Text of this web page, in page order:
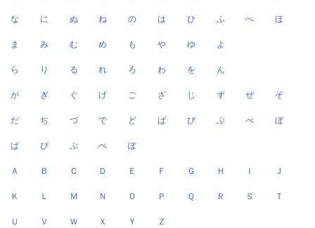
な に ぬ ね の は ひ ふ へ ほ
ま み む め も や ゆ よ
ら り る れ ろ わ を ん
が ぎ ぐ げ ご ざ じ ず ぜ ぞ
だ ぢ づ で ど ば び ぶ べ ぼ
ぱ ぴ ぷ ぺ ぽ
Ａ Ｂ Ｃ Ｄ Ｅ Ｆ Ｇ Ｈ Ｉ Ｊ
Ｋ Ｌ Ｍ Ｎ Ｏ Ｐ Ｑ Ｒ Ｓ Ｔ
Ｕ Ｖ Ｗ Ｘ Ｙ Ｚ